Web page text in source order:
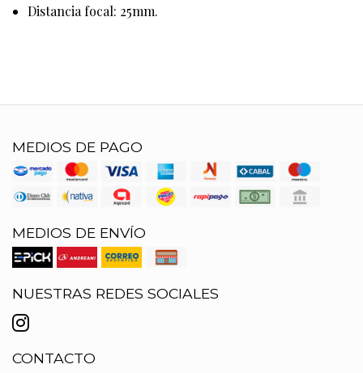
Distancia focal: 25mm.
MEDIOS DE PAGO
MEDIOS DE ENVÍO
NUESTRAS REDES SOCIALES
CONTACTO